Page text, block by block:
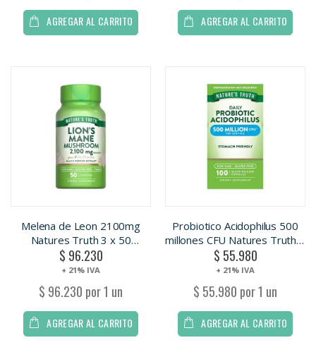
AGREGAR AL CARRITO AGREGAR AL CARRITO
Melena de Leon 2100mg
Natures Truth 3 x 50
Capsulas
$ 96.230
+ 21% IVA
$ 96.230 por 1 un
AGREGAR AL CARRITO
Probiotico Acidophilus 500
millones CFU Natures Truth 3
x 50 Capsulas
$ 55.980
+ 21% IVA
$ 55.980 por 1 un
AGREGAR AL CARRITO